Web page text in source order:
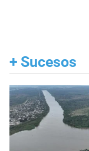
+ Sucesos